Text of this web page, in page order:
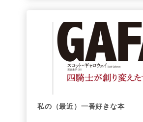
私の（最近）一番好きな本